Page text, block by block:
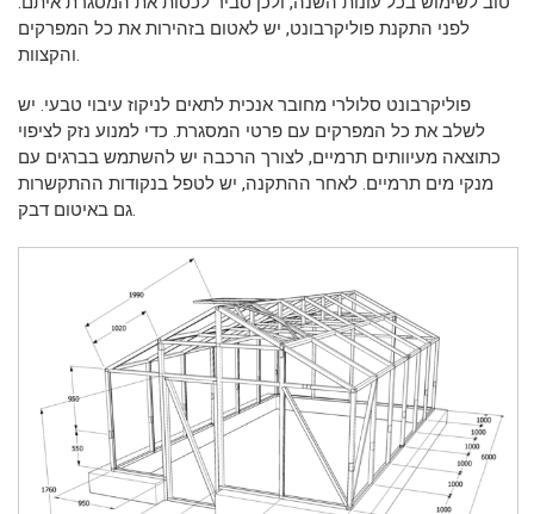
לפני התקנת פוליקרבונט, יש לאטום בזהירות את כל המפרקים
פוליקרבונט סלולרי מחובר אנכית לתאים לניקוז עיבוי טבעי. יש
לשלב את כל המפרקים עם פרטי המסגרת. כדי למנוע נזק לציפוי
כתוצאה מעיוותים תרמיים, לצורך הרכבה יש להשתמש בברגים עם
מנקי מים תרמיים. לאחר ההתקנה, יש לטפל בנקודות ההתקשרות